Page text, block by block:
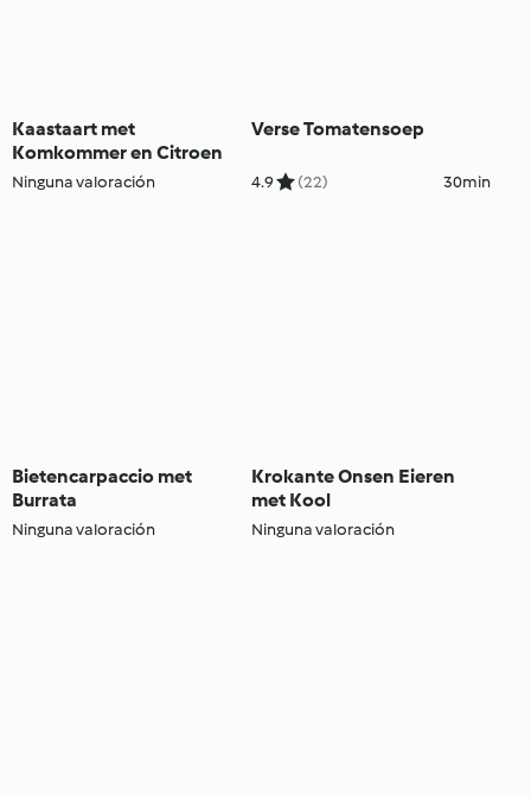
Kaastaart met
Komkommer en Citroen
Ninguna valoración
Verse Tomatensoep
4.9 (22) 30min
Bietencarpaccio met
Burrata
Ninguna valoración
Krokante Onsen Eieren
met Kool
Ninguna valoración